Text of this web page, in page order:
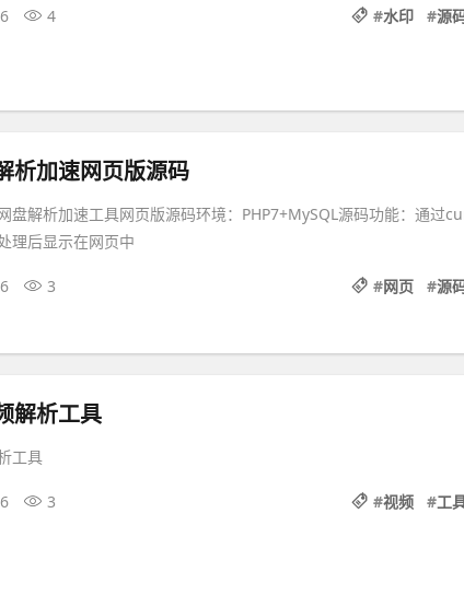
4 #水印 #源
析加速网页版源码
盘解析加速工具网页版源码环境：PHP7+MySQL源码功能：通过
理后显示在网页中
3 #网页 #源
解析工具
工具
3 #视频 #工